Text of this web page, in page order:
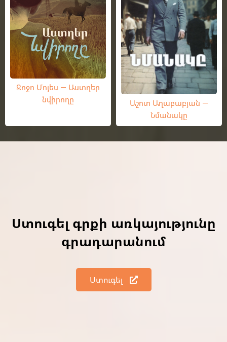
Ջոջո Մոյես — Աստղեր
նվիրողը
Աշոտ Աղաբաբյան —
Նմանակը
Ստուգել գրքի առկայությունը
գրադարանում
Ստուգել